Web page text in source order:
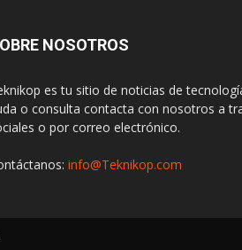
NOSOTROS
es tu sitio de noticias de
o consulta contacta con nosotros a
o por correo electrónico.
info@Teknikop.com